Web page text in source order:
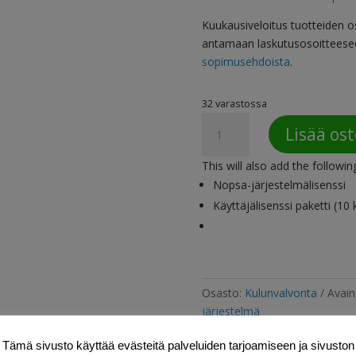
Kuukausiveloitus tuotteiden
antamaan
sopimusehdoista.
32 varastossa
VALTTI
(vuokra),
sis.
SIM-
Lisää
This will also add the
Nopsa-järjestelmälisenssi
Käyttäjälisenssi paketti (10
Osasto: Kulunvalvonta
järjestelmä
Tämä sivusto käyttää evästeitä palveluiden tarjoamiseen ja sivuston